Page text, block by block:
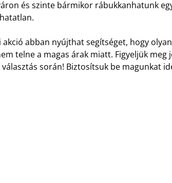
és szinte bármikor rábukkanhatunk
abban nyújthat segítséget, hogy
telne a magas árak miatt. Figyeljük meg
során! Biztosítsuk be magunkat